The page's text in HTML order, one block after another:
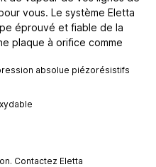
vous. Le système Eletta
éprouvé et fiable de la
plaque à orifice comme
absolue piézorésistifs
Contactez Eletta